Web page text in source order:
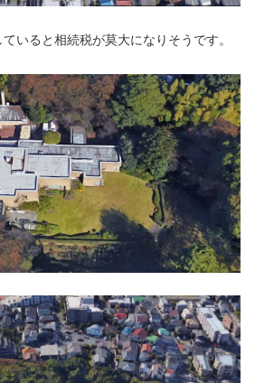
いると相続税が莫大になりそうです。